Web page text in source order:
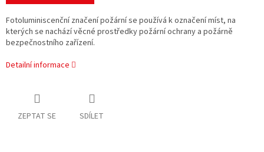
Fotoluminiscenční značení požární se používá k označení míst, na
kterých se nachází věcné prostředky požární ochrany a požárně
bezpečnostního zařízení.
Detailní informace
ZEPTAT SE SDÍLET